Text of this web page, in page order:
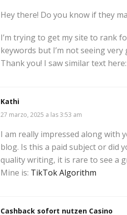
Hey there! Do you know if they
I’m trying to get my site to rank
keywords but I’m not seeing
Thank you! I saw similar text here:
Kathi
27 marzo, 2025 a las 3:53 am
I am really impressed along with
blog. Is this a paid subject or did
quality writing, it is rare to see a
Mine is: TikTok Algorithm
Cashback sofort nutzen Casino